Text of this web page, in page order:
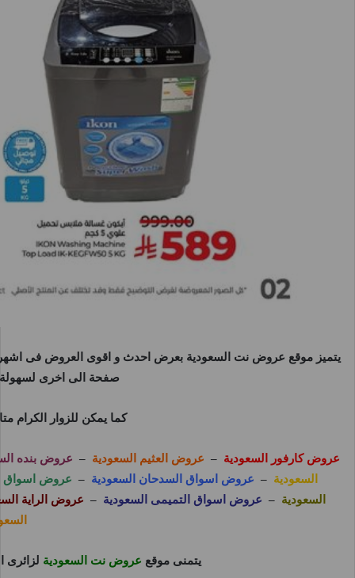
يتميز موقع عروض نت السعودية بعرض احدث و اقوى العروض فى اشهر
صفحة الى اخرى لسهولة
كما يمكن للزوار الكرام
عروض كارفور السعودية – عروض العثيم السعودية – عروض بنده
السعودية – عروض اسواق السدحان السعودية – عروض اسواق
السعودية – عروض اسواق التميمى السعودية – عروض الراية
يتمنى موقع عروض نت السعودية